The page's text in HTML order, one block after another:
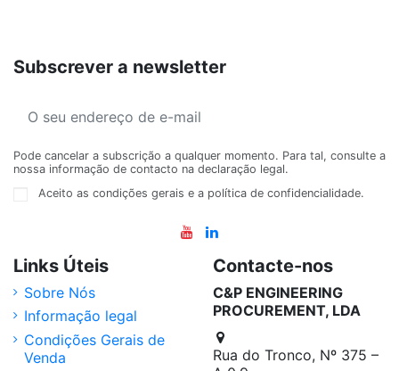
Subscrever a newsletter
Pode cancelar a subscrição a qualquer momento. Para tal, consulte a
nossa informação de contacto na declaração legal.
Aceito as condições gerais e a política de confidencialidade.
Links Úteis
Sobre Nós
Informação legal
Condições Gerais de
Venda
Contacte-nos
C&P ENGINEERING
PROCUREMENT, LDA
Rua do Tronco, Nº 375 –